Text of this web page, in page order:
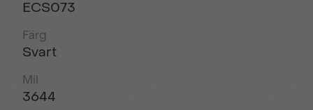
ECS073
Färg
Svart
Mil
3644